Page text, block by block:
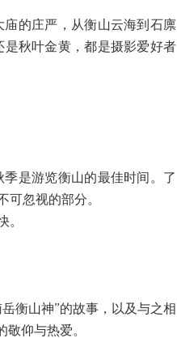
的庄严，从衡山云海到石廪
秋叶金黄，都是摄影爱好者
是游览衡山的最佳时间。了
可忽视的部分。
。
衡山神”的故事，以及与之相
仰与热爱。